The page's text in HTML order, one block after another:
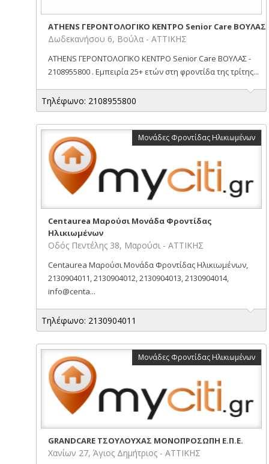
ATHENS ΓΕΡΟΝΤΟΛΟΓΙΚΟ ΚΕΝΤΡΟ Senior Care ΒΟΥΛΑΣ
Δωδεκανήσου 6, Βούλα - ΑΤΤΙΚΗΣ
ATHENS ΓΕΡΟΝΤΟΛΟΓΙΚΟ ΚΕΝΤΡΟ Senior Care ΒΟΥΛΑΣ -
2108955800 . Eμπειρία 25+ ετών στη φροντίδα της τρίτης...
Τηλέφωνο: 2108955800
Μονάδες Φροντίδας Ηλικιωμένων
Centaurea Μαρούσι Μονάδα Φροντίδας
Ηλικιωμένων
Οδός Πεντέλης 38, Μαρούσι - ΑΤΤΙΚΗΣ
Centaurea Μαρούσι Μονάδα Φροντίδας Ηλικιωμένων,
2130904011, 2130904012, 2130904013, 2130904014,
info@centa...
Τηλέφωνο: 2130904011
Μονάδες Φροντίδας Ηλικιωμένων
GRANDCARE ΤΣΟΥΛΟΥΧΑΣ ΜΟΝΟΠΡΟΣΩΠΗ Ε.Π.Ε.
Χανίων 27, Άγιος Δημήτριος - ΑΤΤΙΚΗΣ